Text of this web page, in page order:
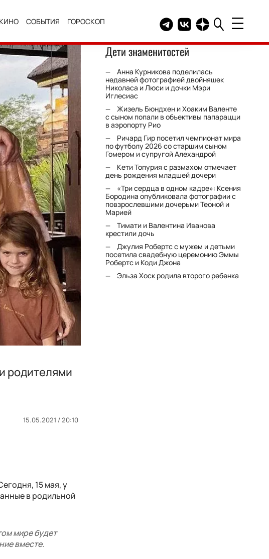
КИНО СОБЫТИЯ ГОРОСКОП Telegram канал HELLO
Группа HELLO
Канал HELLO в
родителями
15.05.2021 / 20:10
15 мая, у
в родильной
мире будет
вместе.
Дети знаменитостей
Анна Курникова поделилась
недавней фотографией двойняшек
Николаса и Люси и дочки Мэри
Иглесиас
Жизель Бюндхен и Хоаким Валенте
с сыном попали в объективы папарацци
в аэропорту Рио
Ричард Гир посетил чемпионат мира
по футболу 2026 со старшим сыном
Гомером и супругой Алехандрой
Кети Топурия с размахом отмечает
день рождения младшей дочери
«Три сердца в одном кадре»: Ксения
Бородина опубликовала фотографии с
повзрослевшими дочерьми Теоной и
Марией
Тимати и Валентина Иванова
крестили дочь
Джулия Робертс с мужем и детьми
посетила свадебную церемонию Эммы
Робертс и Коди Джона
Эльза Хоск родила второго ребенка